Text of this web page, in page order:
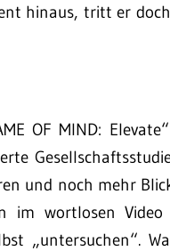
hinaus, tritt er
OF MIND:
und noch mehr
im wortlosen
„untersuchen“.